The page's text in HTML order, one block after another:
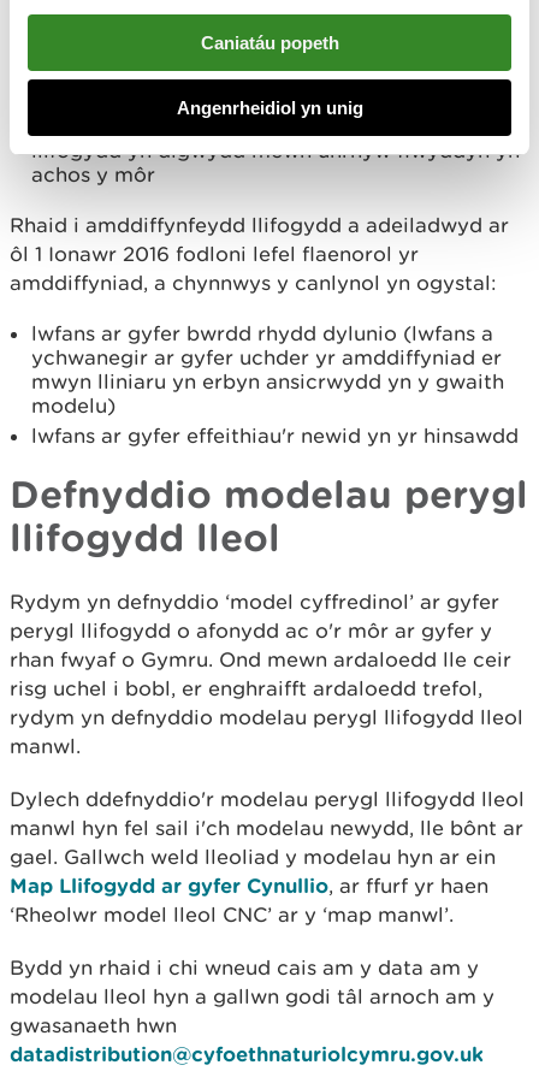
Caniatáu popeth
Angenrheidiol yn unig
siawns o un ym mhob 100 y bydd llifogydd yn
digwydd mewn unrhyw flwyddyn yn achos
llifogydd yn digwydd mewn unrhyw flwyddyn yn
achos y môr
Rhaid i amddiffynfeydd llifogydd a adeiladwyd ar
ôl 1 Ionawr 2016 fodloni lefel flaenorol yr
amddiffyniad, a chynnwys y canlynol yn ogystal:
lwfans ar gyfer bwrdd rhydd dylunio (lwfans a
ychwanegir ar gyfer uchder yr amddiffyniad er
mwyn lliniaru yn erbyn ansicrwydd yn y gwaith
modelu)
lwfans ar gyfer effeithiau'r newid yn yr hinsawdd
Defnyddio modelau perygl
llifogydd lleol
Rydym yn defnyddio ‘model cyffredinol’ ar gyfer
perygl llifogydd o afonydd ac o'r môr ar gyfer y
rhan fwyaf o Gymru. Ond mewn ardaloedd lle ceir
risg uchel i bobl, er enghraifft ardaloedd trefol,
rydym yn defnyddio modelau perygl llifogydd lleol
manwl.
Dylech ddefnyddio'r modelau perygl llifogydd lleol
manwl hyn fel sail i'ch modelau newydd, lle bônt ar
gael. Gallwch weld lleoliad y modelau hyn ar ein
Map Llifogydd ar gyfer Cynullio, ar ffurf yr haen
‘Rheolwr model lleol CNC’ ar y ‘map manwl’.
Bydd yn rhaid i chi wneud cais am y data am y
modelau lleol hyn a gallwn godi tâl arnoch am y
gwasanaeth hwn
datadistribution@cyfoethnaturiolcymru.gov.uk